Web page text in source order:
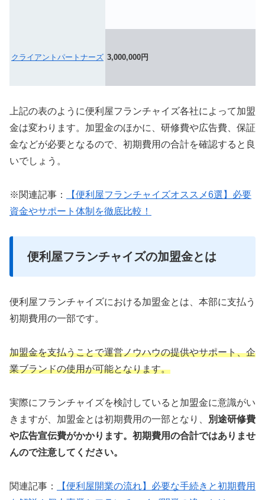
クライアントパートナーズ 3,000,000円
上記の表のように便利屋フランチャイズ各社によって加盟
金は変わります。加盟金のほかに、研修費や広告費、保証
金などが必要となるので、初期費用の合計を確認すると良
いでしょう。
※関連記事：
【便利屋フランチャイズオススメ6選】必要
資金やサポート体制を徹底比較！
便利屋フランチャイズの加盟金とは
便利屋フランチャイズにおける加盟金とは、本部に支払う
初期費用の一部です。
加盟金を支払うことで運営ノウハウの提供やサポート、企
業ブランドの使用が可能となります。
実際にフランチャイズを検討していると加盟金に意識がい
きますが、加盟金とは初期費用の一部となり、
別途研修費
や広告宣伝費がかかります。初期費用の合計ではありませ
んので注意してください。
関連記事：
【便利屋開業の流れ】必要な手続きと初期費用